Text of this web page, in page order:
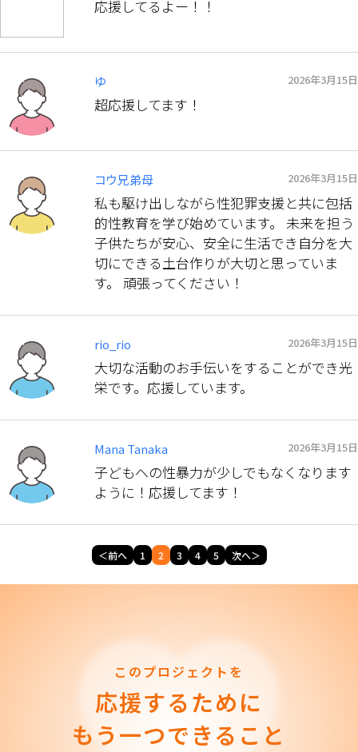
応援してるよー！！
ゆ 2026年3月15日
超応援してます！
コウ兄弟母 2026年3月15日
私も駆け出しながら性犯罪支援と共に包括
的性教育を学び始めています。 未来を担う
子供たちが安心、安全に生活でき自分を大
切にできる土台作りが大切と思っていま
す。 頑張ってください！
rio_rio 2026年3月15日
大切な活動のお手伝いをすることができ光
栄です。応援しています。
Mana Tanaka 2026年3月15日
子どもへの性暴力が少しでもなくなります
ように！応援してます！
＜前へ 1 2 3 4 5 次へ＞
このプロジェクトを
応援するために
もう一つできること